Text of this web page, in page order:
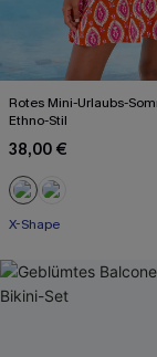
Rotes Mini-Urlaubs-
Ethno-Stil
38,00 €
X-Shape